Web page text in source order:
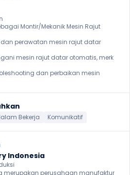
Montir/Mekanik Mesin Rajut
perawatan mesin rajut datar
mesin rajut datar otomatis, merk
dan perbaikan mesin
Bekerja Komunikatif
Indonesia
merupakan perusahaan manufaktur